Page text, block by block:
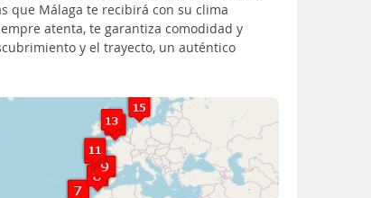
que Málaga te recibirá con su clima
atenta, te garantiza comodidad y
y el trayecto, un auténtico